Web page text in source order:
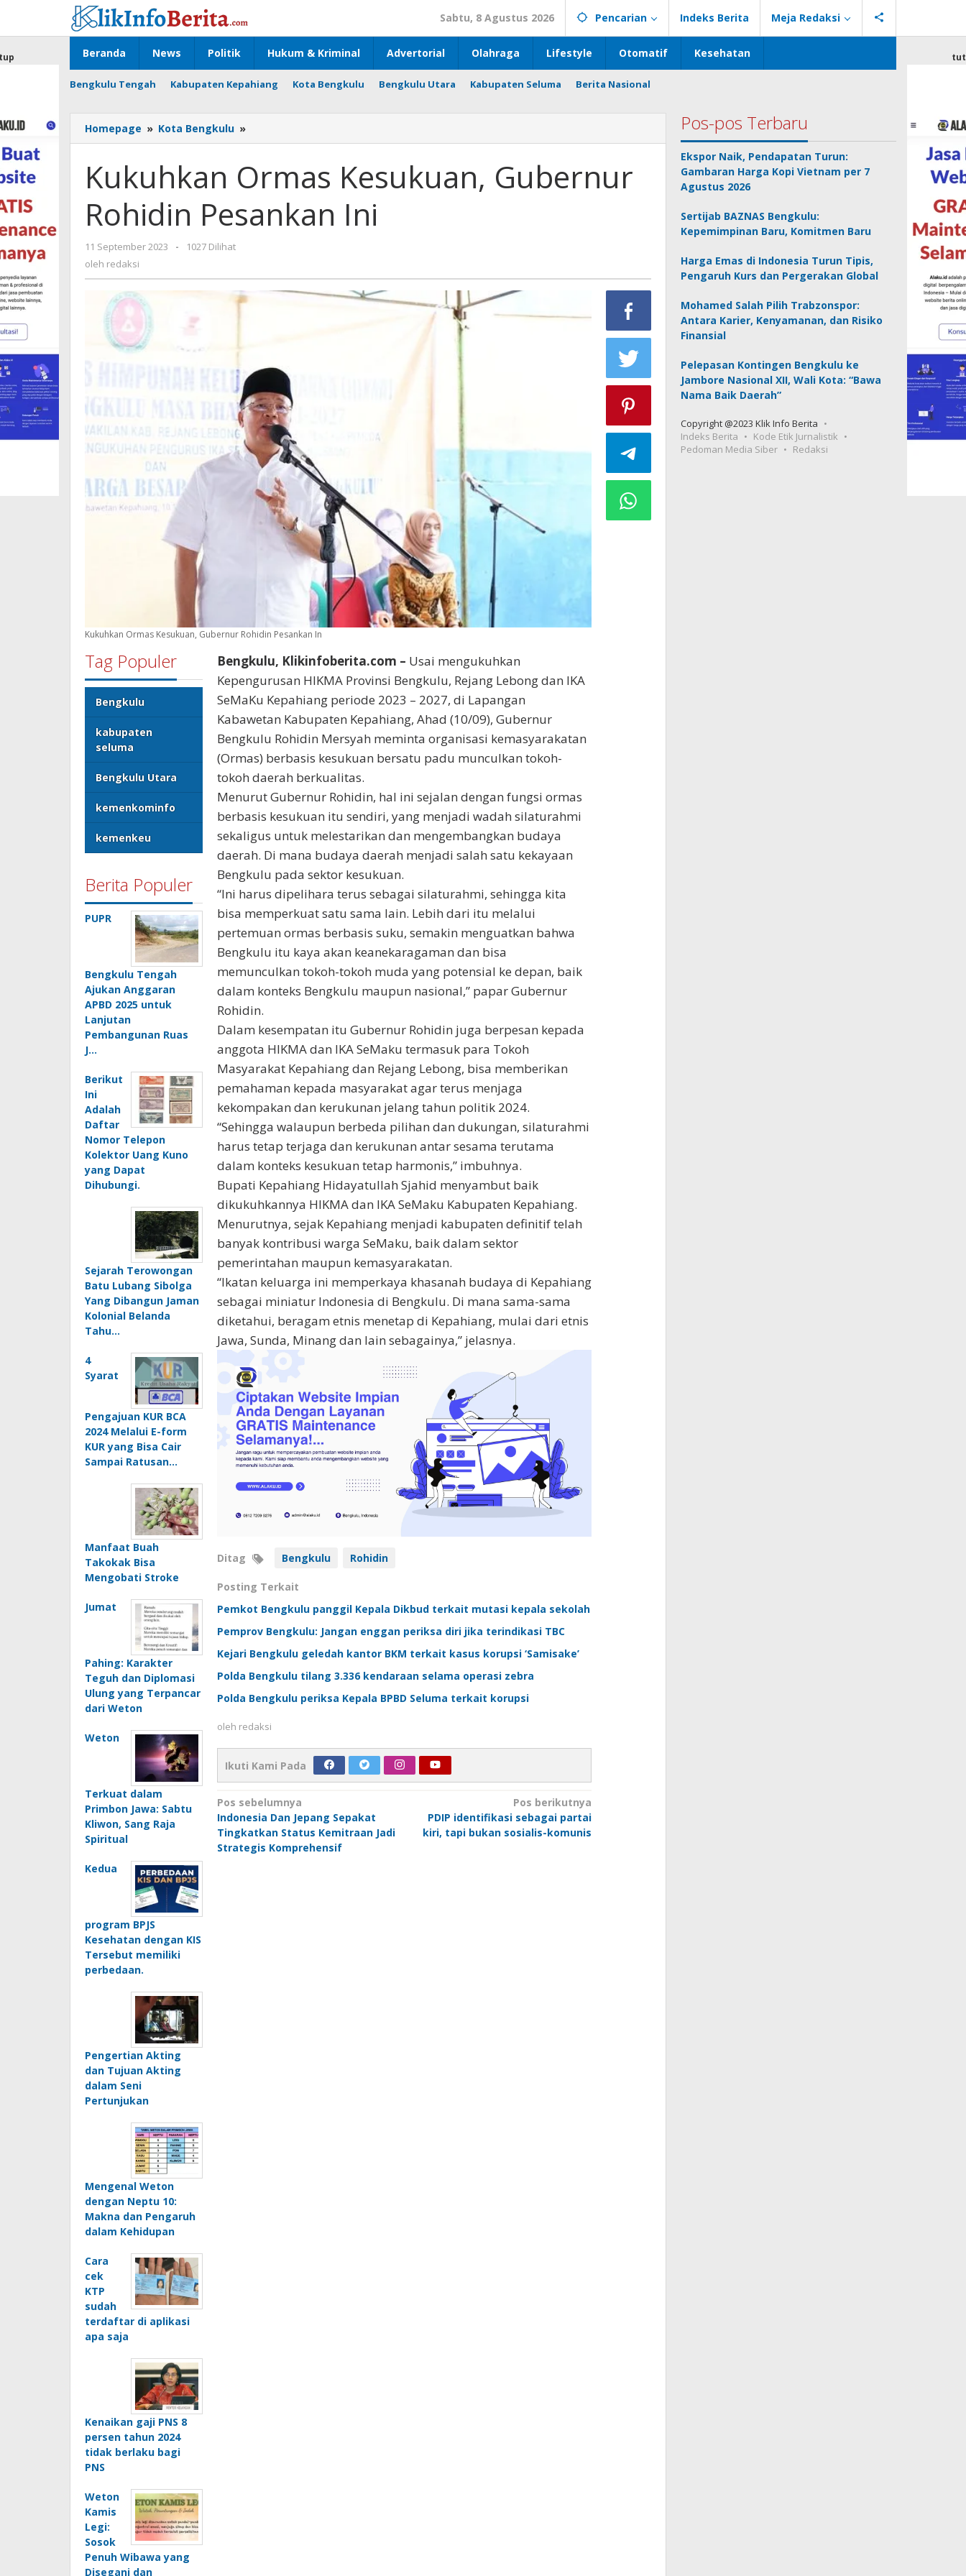
konten
Sabtu, 8 Agustus 2026 Pencarian Indeks Berita Meja Redaksi
Beranda News Politik Hukum & Kriminal Advertorial Olahraga Lifestyle Otomatif Kesehatan
Bengkulu Tengah Kabupaten Kepahiang Kota Bengkulu Bengkulu Utara Kabupaten Seluma Berita Nasional
Homepage » Kota Bengkulu »
Ormas
Gubernur
Rohidin
Pesankan
Ini
Kukuhkan Ormas Kesukuan, Gubernur
Rohidin Pesankan Ini
11 September 2023
oleh
-
1027 Dilihat
oleh redaksi
Kukuhkan Ormas Kesukuan, Gubernur Rohidin Pesankan In
Tag Populer
Bengkulu
kabupaten
seluma
Bengkulu Utara
kemenkominfo
kemenkeu
Berita Populer
PUPR
Bengkulu Tengah
Ajukan Anggaran
APBD 2025 untuk
Lanjutan
Pembangunan Ruas
J…
Berikut
Ini
Adalah
Daftar
Nomor Telepon
Kolektor Uang Kuno
yang Dapat
Dihubungi.
Sejarah Terowongan
Batu Lubang Sibolga
Yang Dibangun Jaman
Kolonial Belanda
Tahu…
4
Syarat
Pengajuan KUR BCA
2024 Melalui E-form
KUR yang Bisa Cair
Sampai Ratusan…
Manfaat Buah
Takokak Bisa
Mengobati Stroke
Jumat
Pahing: Karakter
Teguh dan Diplomasi
Ulung yang Terpancar
dari Weton
Weton
Terkuat dalam
Primbon Jawa: Sabtu
Kliwon, Sang Raja
Spiritual
Kedua
program BPJS
Kesehatan dengan KIS
Tersebut memiliki
perbedaan.
Pengertian Akting
dan Tujuan Akting
dalam Seni
Pertunjukan
Mengenal Weton
dengan Neptu 10:
Makna dan Pengaruh
dalam Kehidupan
Cara
cek
KTP
sudah
terdaftar di aplikasi
apa saja
Kenaikan gaji PNS 8
persen tahun 2024
tidak berlaku bagi
PNS
Weton
Kamis
Legi:
Sosok
Penuh Wibawa yang
Disegani dan
Bengkulu, Klikinfoberita.com – Usai mengukuhkan
Kepengurusan HIKMA Provinsi Bengkulu, Rejang Lebong dan IKA
SeMaKu Kepahiang periode 2023 – 2027, di Lapangan
Kabawetan Kabupaten Kepahiang, Ahad (10/09), Gubernur
Bengkulu Rohidin Mersyah meminta organisasi kemasyarakatan
(Ormas) berbasis kesukuan bersatu padu munculkan tokoh-
tokoh daerah berkualitas.
Menurut Gubernur Rohidin, hal ini sejalan dengan fungsi ormas
berbasis kesukuan itu sendiri, yang menjadi wadah silaturahmi
sekaligus untuk melestarikan dan mengembangkan budaya
daerah. Di mana budaya daerah menjadi salah satu kekayaan
Bengkulu pada sektor kesukuan.
“Ini harus dipelihara terus sebagai silaturahmi, sehingga kita
bisa memperkuat satu sama lain. Lebih dari itu melalui
pertemuan ormas berbasis suku, semakin menguatkan bahwa
Bengkulu itu kaya akan keanekaragaman dan bisa
memunculkan tokoh-tokoh muda yang potensial ke depan, baik
dalam konteks Bengkulu maupun nasional,” papar Gubernur
Rohidin.
Dalam kesempatan itu Gubernur Rohidin juga berpesan kepada
anggota HIKMA dan IKA SeMaku termasuk para Tokoh
Masyarakat Kepahiang dan Rejang Lebong, bisa memberikan
pemahaman kepada masyarakat agar terus menjaga
kekompakan dan kerukunan jelang tahun politik 2024.
“Sehingga walaupun berbeda pilihan dan dukungan, silaturahmi
harus tetap terjaga dan kerukunan antar sesama terutama
dalam konteks kesukuan tetap harmonis,” imbuhnya.
Bupati Kepahiang Hidayatullah Sjahid menyambut baik
dikukuhkannya HIKMA dan IKA SeMaku Kabupaten Kepahiang.
Menurutnya, sejak Kepahiang menjadi kabupaten definitif telah
banyak kontribusi warga SeMaku, baik dalam sektor
pemerintahan maupun kemasyarakatan.
“Ikatan keluarga ini memperkaya khasanah budaya di Kepahiang
sebagai miniatur Indonesia di Bengkulu. Di mana sama-sama
diketahui, beragam etnis menetap di Kepahiang, mulai dari etnis
Jawa, Sunda, Minang dan lain sebagainya,” jelasnya.
Ditag Bengkulu Rohidin
Posting Terkait
Pemkot Bengkulu panggil Kepala Dikbud terkait mutasi kepala sekolah
Pemprov Bengkulu: Jangan enggan periksa diri jika terindikasi TBC
Kejari Bengkulu geledah kantor BKM terkait kasus korupsi ‘Samisake’
Polda Bengkulu tilang 3.336 kendaraan selama operasi zebra
Polda Bengkulu periksa Kepala BPBD Seluma terkait korupsi
oleh redaksi
Ikuti Kami Pada
Navigasi
pos
Pos sebelumnya
Indonesia Dan Jepang Sepakat
Tingkatkan Status Kemitraan Jadi
Strategis Komprehensif
Pos berikutnya
PDIP identifikasi sebagai partai
kiri, tapi bukan sosialis-komunis
Pos-pos Terbaru
Ekspor Naik, Pendapatan Turun:
Gambaran Harga Kopi Vietnam per 7
Agustus 2026
Sertijab BAZNAS Bengkulu:
Kepemimpinan Baru, Komitmen Baru
Harga Emas di Indonesia Turun Tipis,
Pengaruh Kurs dan Pergerakan Global
Mohamed Salah Pilih Trabzonspor:
Antara Karier, Kenyamanan, dan Risiko
Finansial
Pelepasan Kontingen Bengkulu ke
Jambore Nasional XII, Wali Kota: “Bawa
Nama Baik Daerah”
Copyright @2023 Klik Info Berita
Indeks Berita
Kode Etik Jurnalistik
Pedoman Media Siber
Redaksi